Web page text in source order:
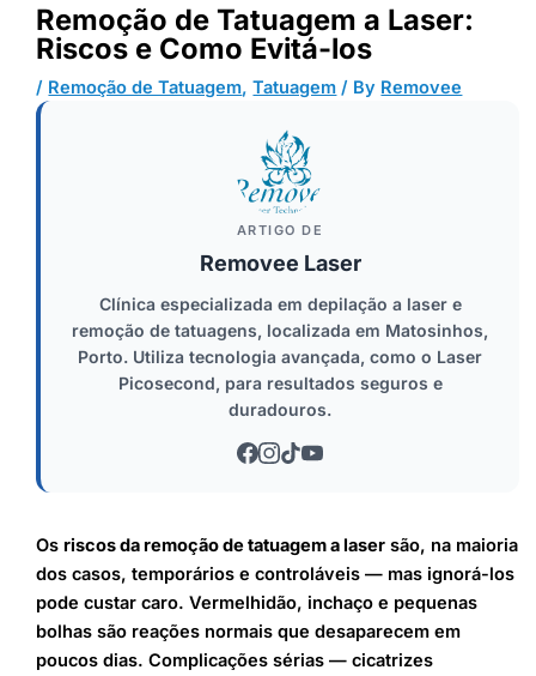
Remoção de Tatuagem a Laser:
Riscos e Como Evitá-los
/ Remoção de Tatuagem,Tatuagem / By Removee
ARTIGO DE
Removee Laser
Clínica especializada em depilação a laser e
remoção de tatuagens, localizada em Matosinhos,
Porto. Utiliza tecnologia avançada, como o Laser
Picosecond, para resultados seguros e
duradouros.
Osriscos da remoção de tatuagem a laser são, na maioria
dos casos, temporários e controláveis — mas ignorá-los
pode custar caro. Vermelhidão, inchaço e pequenas
bolhas são reações normais que desaparecem em
poucos dias. Complicações sérias — cicatrizes